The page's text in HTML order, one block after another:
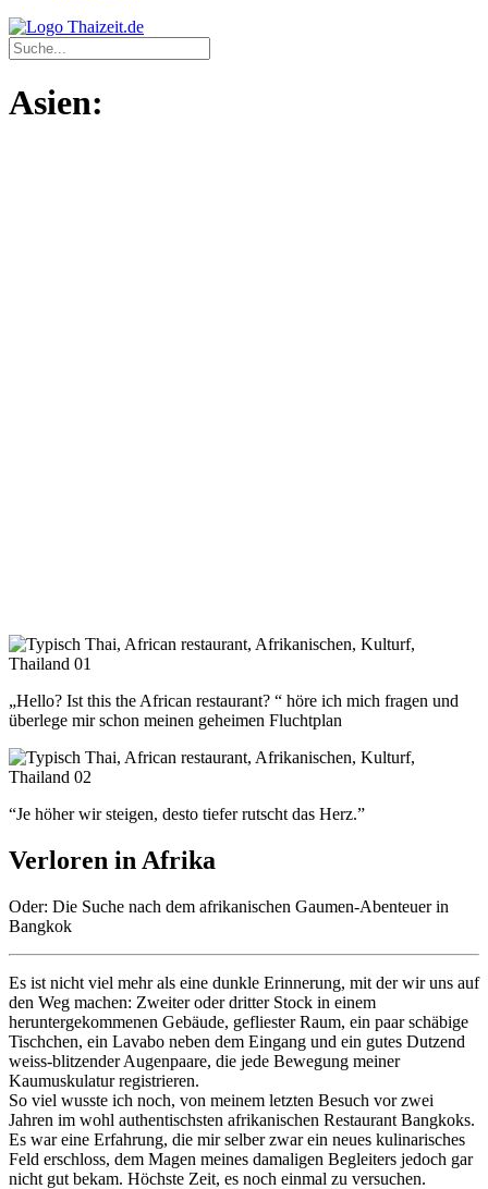
Asien:
„Hello? Ist this the African restaurant? “ höre ich mich fragen und
überlege mir schon meinen geheimen Fluchtplan
“Je höher wir steigen, desto tiefer rutscht das Herz.”
Verloren in Afrika
Oder: Die Suche nach dem afrikanischen Gaumen-Abenteuer in
Bangkok
Es ist nicht viel mehr als eine dunkle Erinnerung, mit der wir uns auf
den Weg machen: Zweiter oder dritter Stock in einem
heruntergekommenen Gebäude, gefliester Raum, ein paar schäbige
Tischchen, ein Lavabo neben dem Eingang und ein gutes Dutzend
weiss-blitzender Augenpaare, die jede Bewegung meiner
Kaumuskulatur registrieren.
So viel wusste ich noch, von meinem letzten Besuch vor zwei
Jahren im wohl authentischsten afrikanischen Restaurant Bangkoks.
Es war eine Erfahrung, die mir selber zwar ein neues kulinarisches
Feld erschloss, dem Magen meines damaligen Begleiters jedoch gar
nicht gut bekam. Höchste Zeit, es noch einmal zu versuchen.